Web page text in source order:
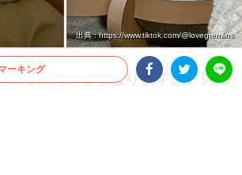
ーキング
出典 : https://www.tiktok.com/@lovegremlins
た瞬間、こうなります。】男嫌